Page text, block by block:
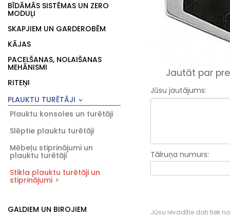
BĪDĀMĀS SISTĒMAS UN ZERO
MODUĻI
SKAPJIEM UN GARDEROBĒM
KĀJAS
PACELŠANAS, NOLAIŠANAS
MEHĀNISMI
RITEŅI
PLAUKTU TURĒTĀJI
Plauktu konsoles un turētāji
Slēptie plauktu turētāji
Mēbeļu stiprinājumi un
plauktu turētāji
Stikla plauktu turētāji un
stiprinājumi
GALDIEM UN BIROJIEM
Jautāt par
Jūsu jautājums:
Tālruņa numurs:
Jūsu ievadītie dati tiek